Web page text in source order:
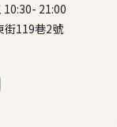
10:30- 21:00
街119巷2號